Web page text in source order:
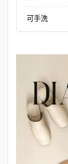
可手洗